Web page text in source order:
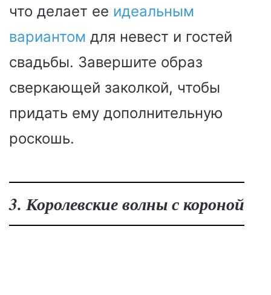
что делает ее идеальным
вариантом для невест и гостей
свадьбы. Завершите образ
сверкающей заколкой, чтобы
придать ему дополнительную
роскошь.
3. Королевские волны с короной